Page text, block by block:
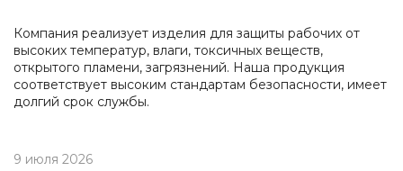
Компания реализует изделия для защиты рабочих от
высоких температур, влаги, токсичных веществ,
открытого пламени, загрязнений. Наша продукция
соответствует высоким стандартам безопасности, имеет
долгий срок службы.
9 июля 2026